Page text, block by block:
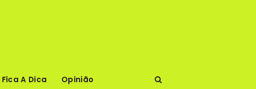
Fica A Dica Opinião